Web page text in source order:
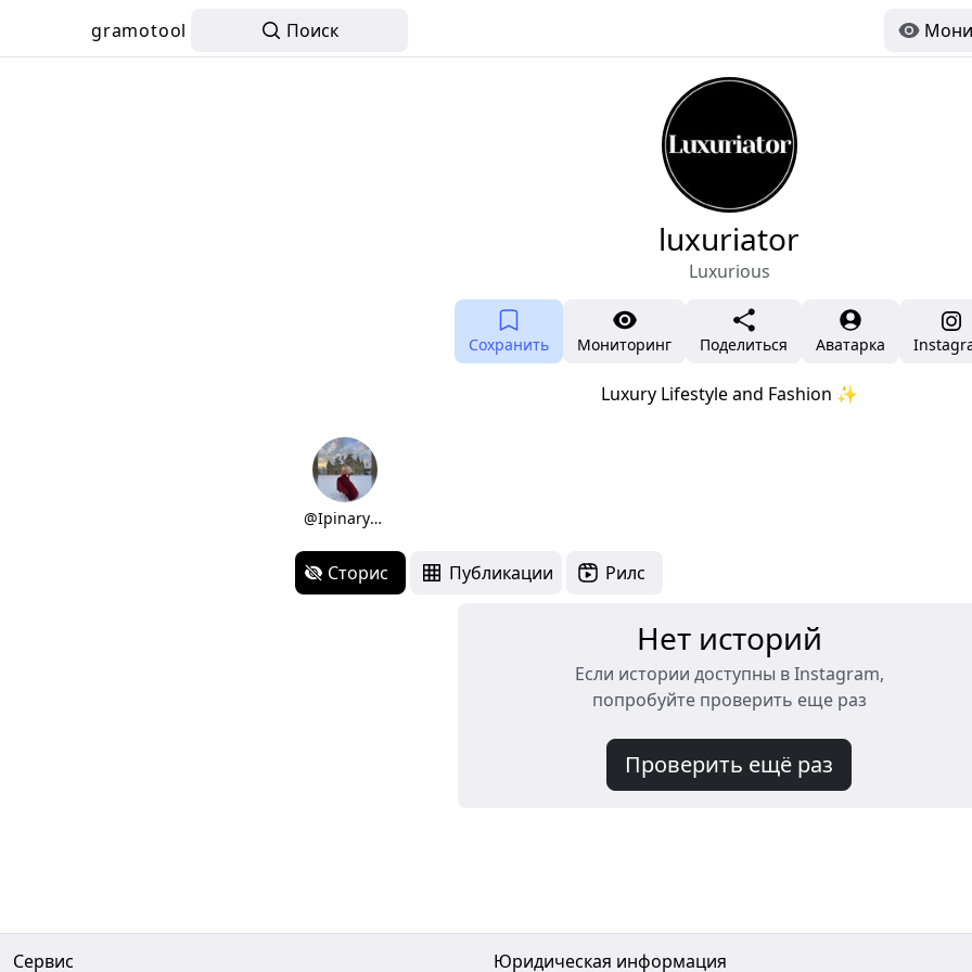
gramotool Поиск
luxuriator
Luxurious
Сохранить Мониторинг Поделиться Аватарка
Luxury Lifestyle and Fashion ✨
@Ipinaryilmazl
Сторис Публикации Рилс
Нет историй
Если истории доступны в Instagram,
попробуйте проверить еще раз
Проверить ещё раз
Сервис Юридическая информация